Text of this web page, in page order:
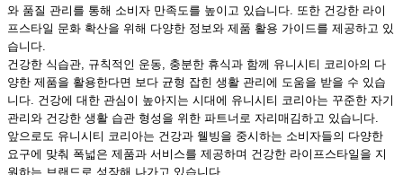
와 품질 관리를 통해 소비자 만족도를 높이고 있습니다. 또한 건강한 라이
프스타일 문화 확산을 위해 다양한 정보와 제품 활용 가이드를 제공하고 있
습니다.
건강한 식습관, 규칙적인 운동, 충분한 휴식과 함께 유니시티 코리아의 다
양한 제품을 활용한다면 보다 균형 잡힌 생활 관리에 도움을 받을 수 있습
니다. 건강에 대한 관심이 높아지는 시대에 유니시티 코리아는 꾸준한 자기
관리와 건강한 생활 습관 형성을 위한 파트너로 자리매김하고 있습니다.
앞으로도 유니시티 코리아는 건강과 웰빙을 중시하는 소비자들의 다양한
요구에 맞춰 폭넓은 제품과 서비스를 제공하며 건강한 라이프스타일을 지
원하는 브랜드로 성장해 나가고 있습니다.